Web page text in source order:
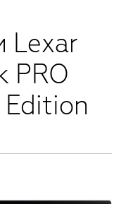
Lexar
PRO